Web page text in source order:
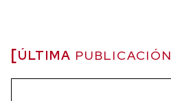
ÚLTIMA PUBLICACIÓN